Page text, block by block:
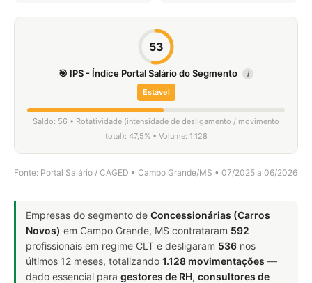
53
🎯 IPS - Índice Portal Salário do Segmento i
Estável
Saldo: 56 • Rotatividade (intensidade de desligamento / movimento
total): 47,5% • Volume: 1.128
Fonte: Portal Salário / CAGED • Campo Grande/MS • 07/2025 a 06/2026
Empresas do segmento de Concessionárias (Carros
Novos) em Campo Grande, MS contrataram 592
profissionais em regime CLT e desligaram 536 nos
últimos 12 meses, totalizando 1.128 movimentações —
dado essencial para gestores de RH, consultores de